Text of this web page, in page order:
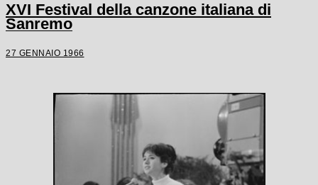
XVI Festival della canzone italiana di
Sanremo
27 GENNAIO 1966